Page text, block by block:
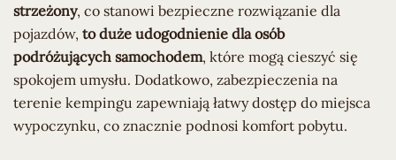
strzeżony, co stanowi bezpieczne rozwiązanie dla
pojazdów, to duże udogodnienie dla osób
podróżujących samochodem, które mogą cieszyć się
spokojem umysłu. Dodatkowo, zabezpieczenia na
terenie kempingu zapewniają łatwy dostęp do miejsca
wypoczynku, co znacznie podnosi komfort pobytu.